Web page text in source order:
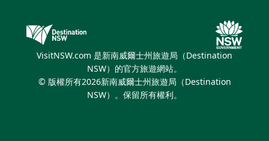
新南威爾士州旅遊局（Destination NSW）媒體中
繽紛雪梨燈光音樂節
VisitNSW.com 是新南威爾士州旅遊局（Destination
NSW）的官方旅遊網站。
© 版權所有2026新南威爾士州旅遊局（Destination
NSW）。保留所有權利。